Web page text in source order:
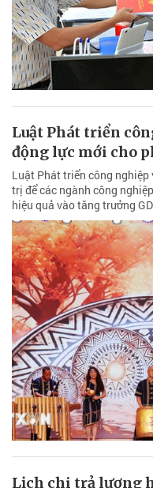
Luật Phát triển
động lực mới cho
Luật Phát triển công
trị để các ngành công
hiệu quả vào tăng trưởng
Lịch chi trả lương